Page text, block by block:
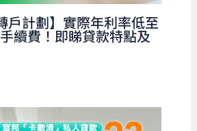
戶計劃】實際年利率低至
續費！即睇貸款特點及